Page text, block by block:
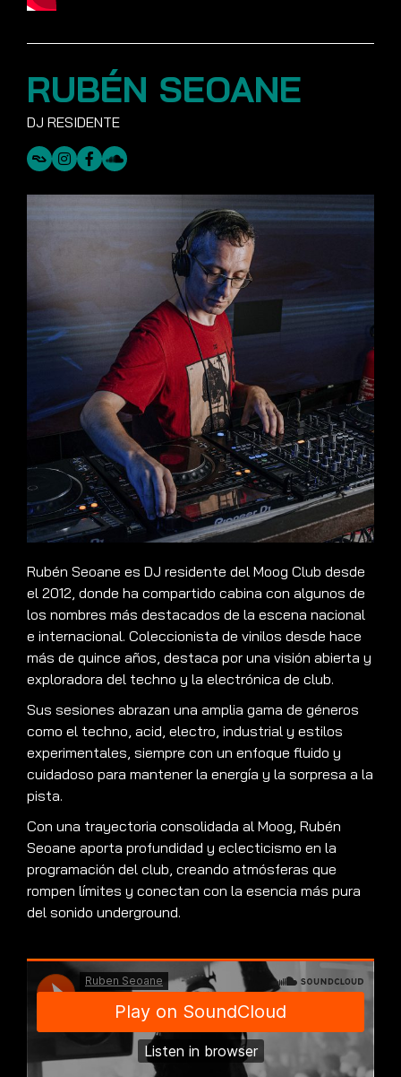
RUBÉN SEOANE
Rubén Seoane es DJ residente del Moog Club desde
el 2012, donde ha compartido cabina con algunos de
los nombres más destacados de la escena nacional
e internacional. Coleccionista de vinilos desde hace
más de quince años, destaca por una visión abierta y
exploradora del techno y la electrónica de club.
Sus sesiones abrazan una amplia gama de géneros
como el techno, acid, electro, industrial y estilos
experimentales, siempre con un enfoque fluido y
cuidadoso para mantener la energía y la sorpresa a la
pista.
Con una trayectoria consolidada al Moog, Rubén
Seoane aporta profundidad y eclecticismo en la
programación del club, creando atmósferas que
rompen límites y conectan con la esencia más pura
del sonido underground.